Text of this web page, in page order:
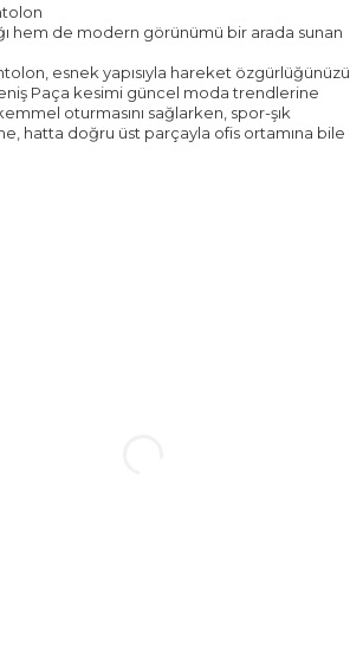
hem de modern görünümü bir arada sunan
esnek yapısıyla hareket özgürlüğünüzü
Paça kesimi güncel moda trendlerine
oturmasını sağlarken, spor-şık
hatta doğru üst parçayla ofis ortamına bile